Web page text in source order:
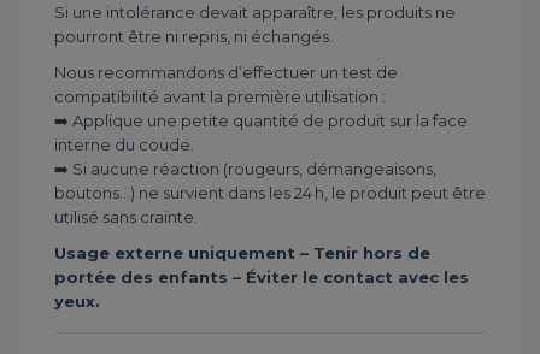
Si une intolérance devait apparaître, les produits ne
pourront être ni repris, ni échangés.
Nous recommandons d’effectuer un test de
compatibilité avant la première utilisation :
➡️ Applique une petite quantité de produit sur la face
interne du coude.
➡️ Si aucune réaction (rougeurs, démangeaisons,
boutons...) ne survient dans les 24 h, le produit peut être
utilisé sans crainte.
Usage externe uniquement – Tenir hors de
portée des enfants – Éviter le contact avec les
yeux.